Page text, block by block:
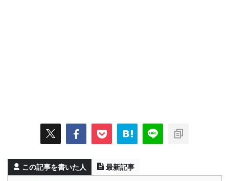
この記事を書いた人 最新記事